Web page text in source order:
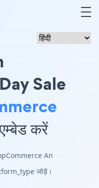
Sale
करें
An
जोड़ें।